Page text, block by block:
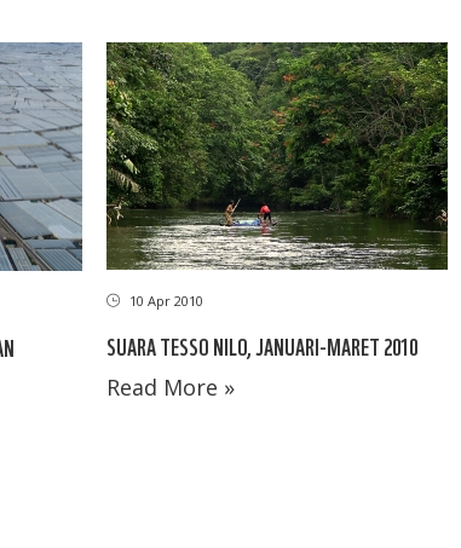
10 Apr 2010
SUARA TESSO NILO, JANUARI-MARET 2010
Read More »